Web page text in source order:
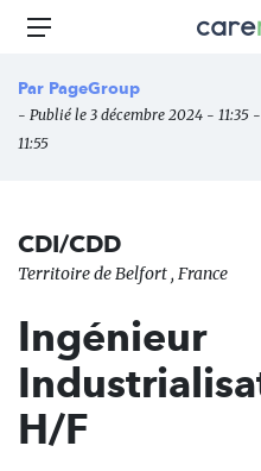
Aller
principal
des
Menu
Par PageGroup
- Publié le 3 décembre 2024 - 11:35
11:55
CDI/CDD
Territoire de Belfort , France
Ingénieur
H/F